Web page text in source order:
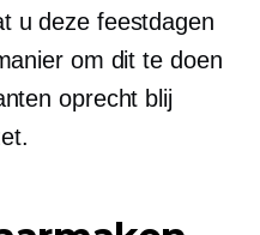
u deze feestdagen
om dit te doen
oprecht blij